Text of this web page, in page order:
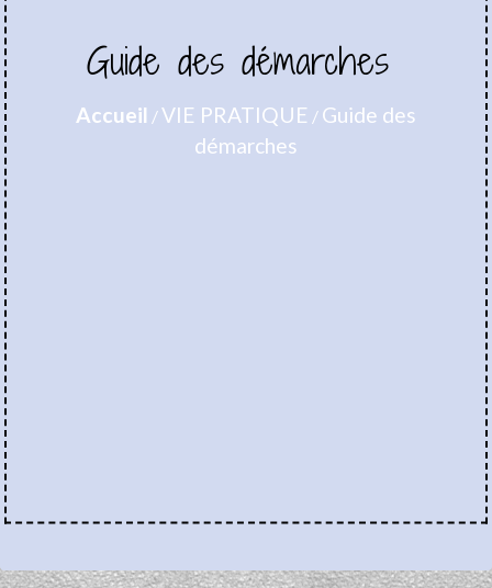
Guide des démarches
Accueil /VIE PRATIQUE / Guide des
démarches